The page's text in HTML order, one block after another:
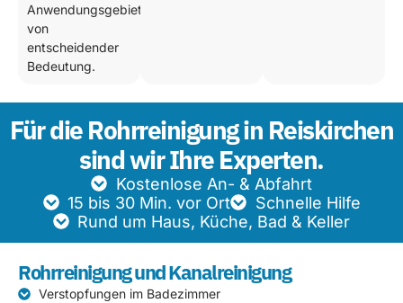
Anwendungsgebiete
von
entscheidender
Bedeutung.
Für die Rohrreinigung in Reiskirchen
sind wir Ihre Experten.
Kostenlose An- & Abfahrt
15 bis 30 Min. vor Ort
Schnelle Hilfe
Rund um Haus, Küche, Bad & Keller
Rohrreinigung und Kanalreinigung
Verstopfungen im Badezimmer